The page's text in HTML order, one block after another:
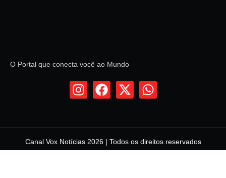
O Portal que conecta você ao Mundo
Canal Vox Notícias 2026 | Todos os direitos reservados